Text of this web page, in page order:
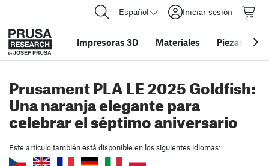
Español Iniciar sesión
Impresoras 3D Materiales Piezas y
Prusament PLA LE 2025 Goldfish:
Una naranja elegante para
celebrar el séptimo aniversario
Este artículo también está disponible en los siguientes idiomas: